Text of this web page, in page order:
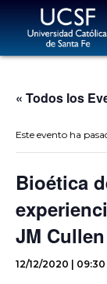
« Todos los
Este evento ha
Bioética
JM Cullen
12/12/2020 | 09:30